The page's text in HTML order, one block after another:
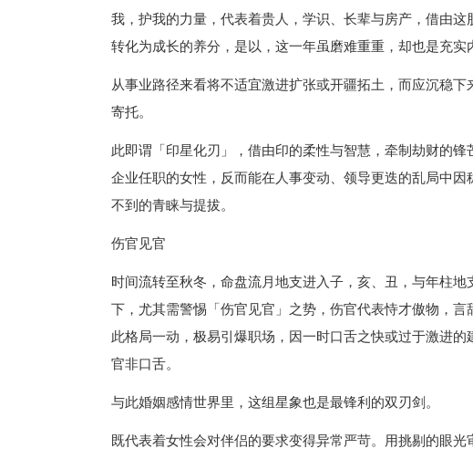
我，护我的力量，代表着贵人，学识、长辈与房产，借由
转化为成长的养分，是以，这一年虽磨难重重，却也是充实
从事业路径来看将不适宜激进扩张或开疆拓土，而应沉稳
寄托。
此即谓「印星化刃」，借由印的柔性与智慧，牵制劫财的
企业任职的女性，反而能在人事变动、领导更迭的乱局中
不到的青睐与提拔。
伤官见官
时间流转至秋冬，命盘流月地支进入子，亥、丑，与年柱
下，尤其需警惕「伤官见官」之势，伤官代表恃才傲物，
此格局一动，极易引爆职场，因一时口舌之快或过于激进
官非口舌。
与此婚姻感情世界里，这组星象也是最锋利的双刃剑。
既代表着女性会对伴侣的要求变得异常严苛。用挑剔的眼